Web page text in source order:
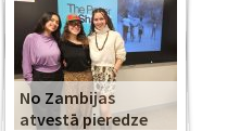
No Zambijas
atvestā pieredze